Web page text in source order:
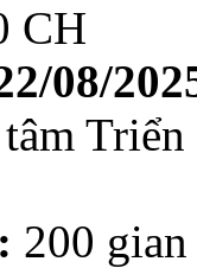
CH
08/
200